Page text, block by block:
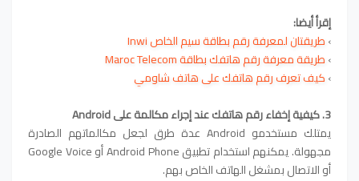
إقرأ أيضا:
›طريقتان لمعرفة رقم بطاقة سيم الخاص Inwi
›طريقة معرفة رقم هاتفك بطاقة Maroc Telecom
›كيف تعرف رقم هاتفك على هاتف شاومي
3. كيفية إخفاء رقم هاتفك عند إجراء مكالمة على Android
يمتلك مستخدمو Android عدة طرق لجعل مكالماتهم الصادرة
مجهولة. يمكنهم استخدام تطبيق Android Phone أو Google Voice
أو الاتصال بمشغل الهاتف الخاص بهم.